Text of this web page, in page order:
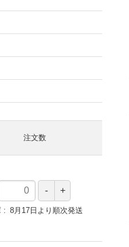
注文数
8月17日より順次発送